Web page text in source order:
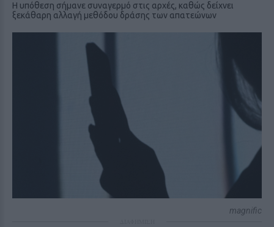
Η υπόθεση σήμανε συναγερμό στις αρχές, καθώς δείχνει
ξεκάθαρη αλλαγή μεθόδου δράσης των απατεώνων
magnific